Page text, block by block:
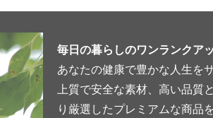
毎日の暮らしのワンランクア
あなたの健康で豊かな人生を
上質で安全な素材、高い品質
り厳選したプレミアムな商品